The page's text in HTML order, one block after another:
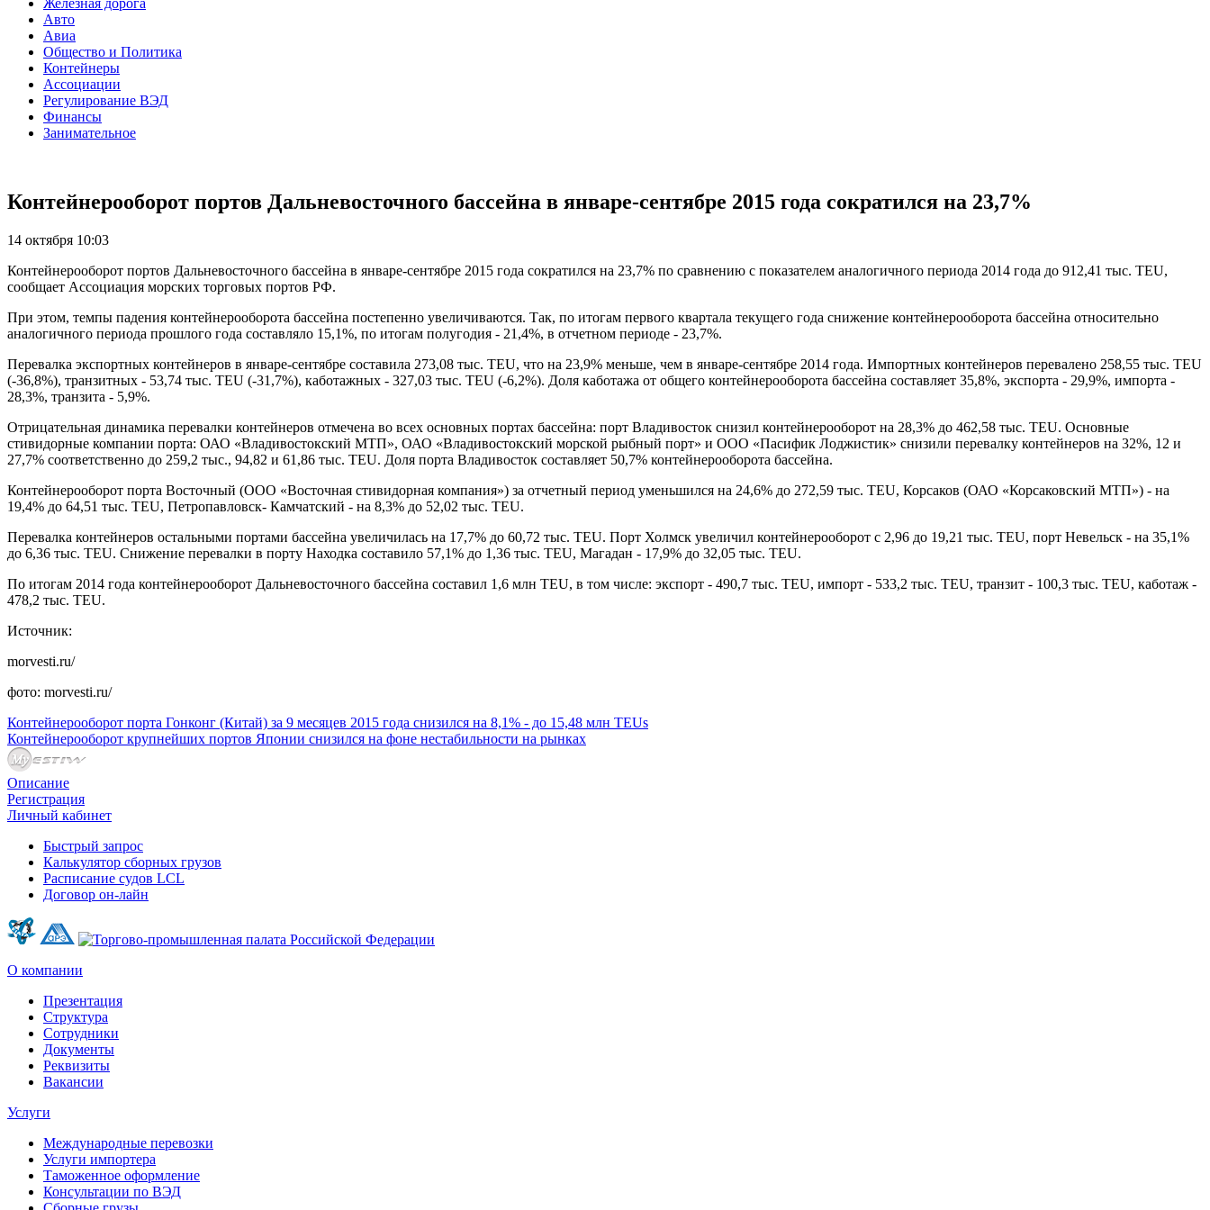
Авто
Авиа
Общество и Политика
Контейнеры
Ассоциации
Регулирование ВЭД
Финансы
Занимательное
Контейнерооборот портов Дальневосточного бассейна в январе-сентябре 2015 года сократился на 23,7%
14 октября 10:03
Контейнерооборот портов Дальневосточного бассейна в январе-сентябре 2015 года сократился на 23,7% по сравнению с показателем аналогичного периода 2014 года до 912,41 тыс. TEU,
сообщает Ассоциация морских торговых портов РФ.
При этом, темпы падения контейнерооборота бассейна постепенно увеличиваются. Так, по итогам первого квартала текущего года снижение контейнерооборота бассейна относительно
аналогичного периода прошлого года составляло 15,1%, по итогам полугодия - 21,4%, в отчетном периоде - 23,7%.
Перевалка экспортных контейнеров в январе-сентябре составила 273,08 тыс. TEU, что на 23,9% меньше, чем в январе-сентябре 2014 года. Импортных контейнеров перевалено 258,55 тыс. TEU
(-36,8%), транзитных - 53,74 тыс. TEU (-31,7%), каботажных - 327,03 тыс. TEU (-6,2%). Доля каботажа от общего контейнерооборота бассейна составляет 35,8%, экспорта - 29,9%, импорта -
28,3%, транзита - 5,9%.
Отрицательная динамика перевалки контейнеров отмечена во всех основных портах бассейна: порт Владивосток снизил контейнерооборот на 28,3% до 462,58 тыс. TEU. Основные
стивидорные компании порта: ОАО «Владивостокский МТП», ОАО «Владивостокский морской рыбный порт» и ООО «Пасифик Лоджистик» снизили перевалку контейнеров на 32%, 12 и
27,7% соответственно до 259,2 тыс., 94,82 и 61,86 тыс. TEU. Доля порта Владивосток составляет 50,7% контейнерооборота бассейна.
Контейнерооборот порта Восточный (ООО «Восточная стивидорная компания») за отчетный период уменьшился на 24,6% до 272,59 тыс. TEU, Корсаков (ОАО «Корсаковский МТП») - на
19,4% до 64,51 тыс. TEU, Петропавловск- Камчатский - на 8,3% до 52,02 тыс. TEU.
Перевалка контейнеров остальными портами бассейна увеличилась на 17,7% до 60,72 тыс. TEU. Порт Холмск увеличил контейнерооборот с 2,96 до 19,21 тыс. TEU, порт Невельск - на 35,1%
до 6,36 тыс. TEU. Снижение перевалки в порту Находка составило 57,1% до 1,36 тыс. TEU, Магадан - 17,9% до 32,05 тыс. TEU.
По итогам 2014 года контейнерооборот Дальневосточного бассейна составил 1,6 млн TEU, в том числе: экспорт - 490,7 тыс. TEU, импорт - 533,2 тыс. TEU, транзит - 100,3 тыс. TEU, каботаж -
478,2 тыс. TEU.
Источник:
morvesti.ru/
фото: morvesti.ru/
Контейнерооборот порта Гонконг (Китай) за 9 месяцев 2015 года снизился на 8,1% - до 15,48 млн TEUs
Контейнерооборот крупнейших портов Японии снизился на фоне нестабильности на рынках
Описание
Регистрация
Личный кабинет
Быстрый запрос
Калькулятор сборных грузов
Расписание судов LCL
Договор он-лайн
О компании
Презентация
Структура
Сотрудники
Документы
Реквизиты
Вакансии
Услуги
Международные перевозки
Услуги импортера
Таможенное оформление
Консультации по ВЭД